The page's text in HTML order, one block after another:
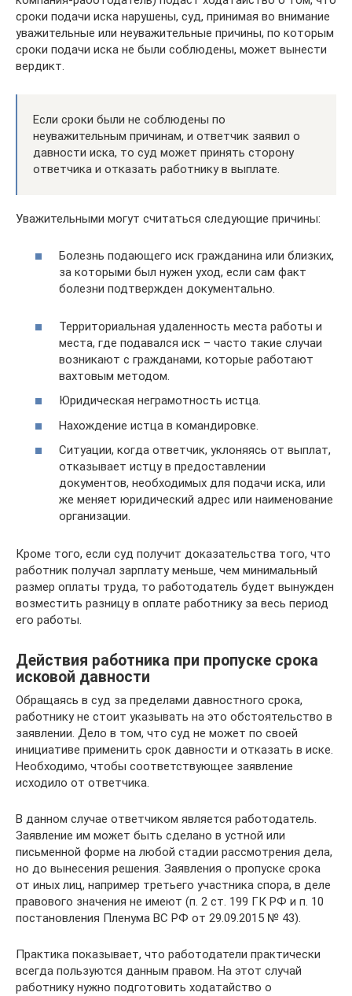
сроки подачи иска нарушены, суд, принимая во внимание
уважительные или неуважительные причины, по которым
сроки подачи иска не были соблюдены, может вынести
вердикт.
Если сроки были не соблюдены по
неуважительным причинам, и ответчик заявил о
давности иска, то суд может принять сторону
ответчика и отказать работнику в выплате.
Уважительными могут считаться следующие причины:
Болезнь подающего иск гражданина или близких,
за которыми был нужен уход, если сам факт
болезни подтвержден документально.
Территориальная удаленность места работы и
места, где подавался иск – часто такие случаи
возникают с гражданами, которые работают
вахтовым методом.
Юридическая неграмотность истца.
Нахождение истца в командировке.
Ситуации, когда ответчик, уклоняясь от выплат,
отказывает истцу в предоставлении
документов, необходимых для подачи иска, или
же меняет юридический адрес или наименование
организации.
Кроме того, если суд получит доказательства того, что
работник получал зарплату меньше, чем минимальный
размер оплаты труда, то работодатель будет вынужден
возместить разницу в оплате работнику за весь период
его работы.
Действия работника при пропуске срока
исковой давности
Обращаясь в суд за пределами давностного срока,
работнику не стоит указывать на это обстоятельство в
заявлении. Дело в том, что суд не может по своей
инициативе применить срок давности и отказать в иске.
Необходимо, чтобы соответствующее заявление
исходило от ответчика.
В данном случае ответчиком является работодатель.
Заявление им может быть сделано в устной или
письменной форме на любой стадии рассмотрения дела,
но до вынесения решения. Заявления о пропуске срока
от иных лиц, например третьего участника спора, в деле
правового значения не имеют (п. 2 ст. 199 ГК РФ и п. 10
постановления Пленума ВС РФ от 29.09.2015 № 43).
Практика показывает, что работодатели практически
всегда пользуются данным правом. На этот случай
работнику нужно подготовить ходатайство о